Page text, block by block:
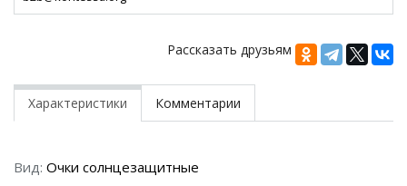
Рассказать друзьям
Характеристики Комментарии
Вид: Очки солнцезащитные